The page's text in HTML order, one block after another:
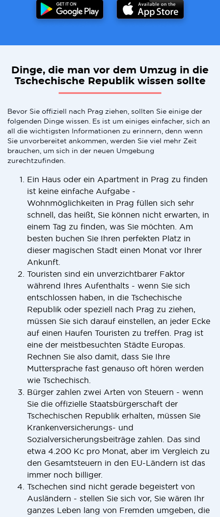
Dinge, die man vor dem Umzug in die
Tschechische Republik wissen sollte
Bevor Sie offiziell nach Prag ziehen, sollten Sie einige der
folgenden Dinge wissen. Es ist um einiges einfacher, sich an
all die wichtigsten Informationen zu erinnern, denn wenn
Sie unvorbereitet ankommen, werden Sie viel mehr Zeit
brauchen, um sich in der neuen Umgebung
zurechtzufinden.
Ein Haus oder ein Apartment in Prag zu finden
ist keine einfache Aufgabe -
Wohnmöglichkeiten in Prag füllen sich sehr
schnell, das heißt, Sie können nicht erwarten, in
einem Tag zu finden, was Sie möchten. Am
besten buchen Sie Ihren perfekten Platz in
dieser magischen Stadt einen Monat vor Ihrer
Ankunft.
Touristen sind ein unverzichtbarer Faktor
während Ihres Aufenthalts - wenn Sie sich
entschlossen haben, in die Tschechische
Republik oder speziell nach Prag zu ziehen,
müssen Sie sich darauf einstellen, an jeder Ecke
auf einen Haufen Touristen zu treffen. Prag ist
eine der meistbesuchten Städte Europas.
Rechnen Sie also damit, dass Sie Ihre
Muttersprache fast genauso oft hören werden
wie Tschechisch.
Bürger zahlen zwei Arten von Steuern - wenn
Sie die offizielle Staatsbürgerschaft der
Tschechischen Republik erhalten, müssen Sie
Krankenversicherungs- und
Sozialversicherungsbeiträge zahlen. Das sind
etwa 4.200 Kc pro Monat, aber im Vergleich zu
den Gesamtsteuern in den EU-Ländern ist das
immer noch billiger.
Tschechen sind nicht gerade begeistert von
Ausländern - stellen Sie sich vor, Sie wären Ihr
ganzes Leben lang von Fremden umgeben, die